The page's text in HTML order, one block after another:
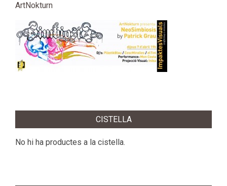
ArtNokturn
04-
CISTELLA
No hi ha productes a la cistella.